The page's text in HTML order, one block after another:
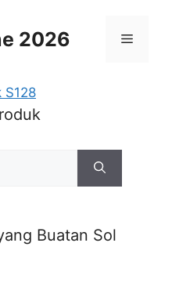
2026 Menu
Buatan Sol